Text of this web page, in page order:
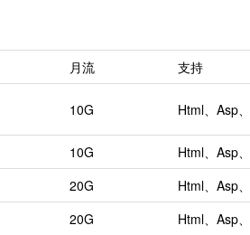
月流
支持
10G Html、Asp
10G
Html、Asp
20G
Html、Asp
20G Html、Asp